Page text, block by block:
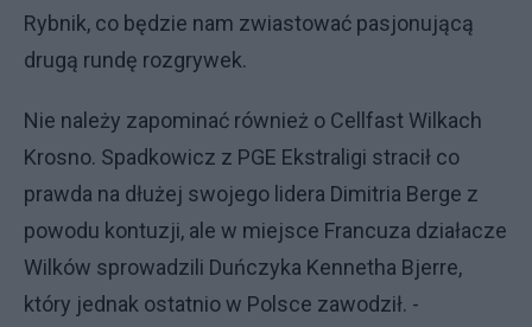
Rybnik, co będzie nam zwiastować pasjonującą
drugą rundę rozgrywek.
Nie należy zapominać również o Cellfast Wilkach
Krosno. Spadkowicz z PGE Ekstraligi stracił co
prawda na dłużej swojego lidera Dimitria Berge z
powodu kontuzji, ale w miejsce Francuza działacze
Wilków sprowadzili Duńczyka Kennetha Bjerre,
który jednak ostatnio w Polsce zawodził. -